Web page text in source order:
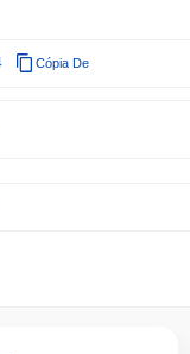
Cópia De